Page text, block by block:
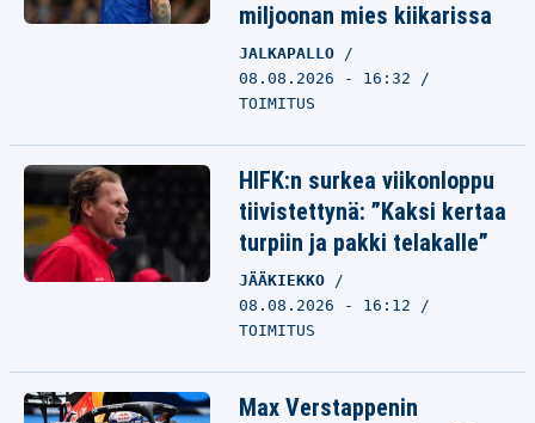
miljoonan mies kiikarissa
JALKAPALLO
08.08.2026 - 16:32
TOIMITUS
HIFK:n surkea viikonloppu
tiivistettynä: ”Kaksi kertaa
turpiin ja pakki telakalle”
JÄÄKIEKKO
08.08.2026 - 16:12
TOIMITUS
Max Verstappenin